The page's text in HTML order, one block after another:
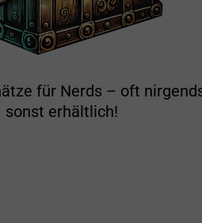
für Nerds – oft
sonst erhältlich!